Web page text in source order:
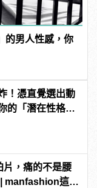
的男人性感，你
！憑直覺選出動
的「潛在性格與
片，痛的不是腰
manfashion這樣